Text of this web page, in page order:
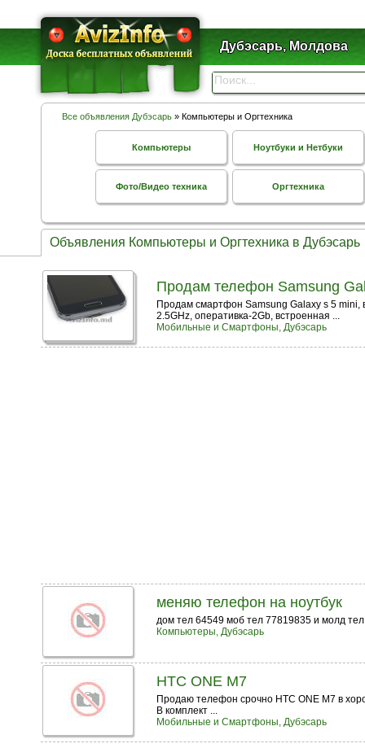
Дубэсарь, Молдова
Все объявления Дубэсарь » Компьютеры и Оргтехника
Компьютеры Ноутбуки и Нетбуки
Фото/Видео техника Оргтехника
Объявления Компьютеры и Оргтехника в Дубэсарь
Продам телефон Samsung
Продам смартфон Samsung Galaxy s 5 mini,
2.5GHz, оперативка-2Gb, встроенная ...
Мобильные и Смартфоны, Дубэсарь
меняю телефон на ноутбук
дом тел 64549 моб тел 77819835 и молд
Компьютеры, Дубэсарь
HTC ONE M7
Продаю телефон срочно HTC ONE M7 в
В комплект ...
Мобильные и Смартфоны, Дубэсарь